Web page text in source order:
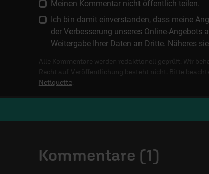
Meinen Kommentar nicht öffentlich teilen.
Ich bin damit einverstanden, dass meine
der Verbesserung unseres Online-Angebots
Weitergabe Ihrer Daten an Dritte. Näheres
Alle Kommentare werden redaktionell geprüft. Wir
Recht auf Veröffentlichung besteht nicht. Bitte
Netiquette.
Kommentare (1)